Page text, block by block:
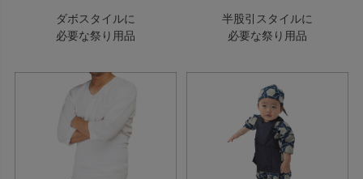
ダボスタイルに
必要な祭り用品
半股引スタイルに
必要な祭り用品